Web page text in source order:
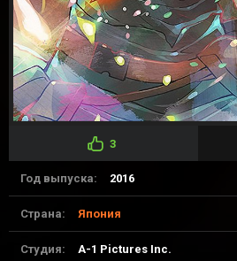
3
Год выпуска: 2016
Страна: Япония
Студия: A-1 Pictures Inc.